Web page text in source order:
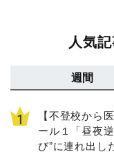
人気
週間
【不登校から
ール１「昼夜
び”に連れ出し